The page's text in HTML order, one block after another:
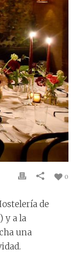
0
de
y a la
una